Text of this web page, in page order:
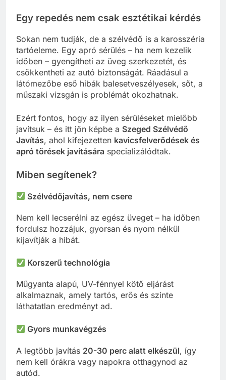
Egy repedés nem csak esztétikai kérdés
Sokan nem tudják, de a szélvédő is a karosszéria
tartóeleme. Egy apró sérülés – ha nem kezelik
időben – gyengítheti az üveg szerkezetét, és
csökkentheti az autó biztonságát. Ráadásul a
látómezőbe eső hibák balesetveszélyesek, sőt, a
műszaki vizsgán is problémát okozhatnak.
Ezért fontos, hogy az ilyen sérüléseket mielőbb
javítsuk – és itt jön képbe a Szeged Szélvédő
Javítás, ahol kifejezetten kavicsfelverődések és
apró törések javítására specializálódtak.
Miben segítenek?
Szélvédőjavítás, nem csere
Nem kell lecserélni az egész üveget – ha időben
fordulsz hozzájuk, gyorsan és nyom nélkül
kijavítják a hibát.
Korszerű technológia
Műgyanta alapú, UV-fénnyel kötő eljárást
alkalmaznak, amely tartós, erős és szinte
láthatatlan eredményt ad.
Gyors munkavégzés
A legtöbb javítás 20-30 perc alatt elkészül, így
nem kell órákra vagy napokra otthagynod az
autód.